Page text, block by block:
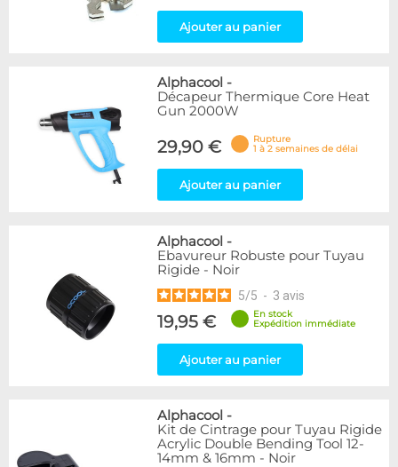
Ajouter au panier
Alphacool -
Décapeur Thermique Core Heat
Gun 2000W
29,90 €
Rupture
1 à 2 semaines de délai
Ajouter au panier
Alphacool -
Ebavureur Robuste pour Tuyau
Rigide - Noir
5/5 - 3 avis
19,95 €
En stock
Expédition immédiate
Ajouter au panier
Alphacool -
Kit de Cintrage pour Tuyau Rigide
Acrylic Double Bending Tool 12-
14mm & 16mm - Noir